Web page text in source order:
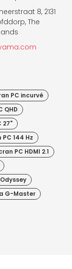
8, 2131
The
PC incurvé
QHD
27"
PC 144 Hz
PC HDMI 2.1
G-Master